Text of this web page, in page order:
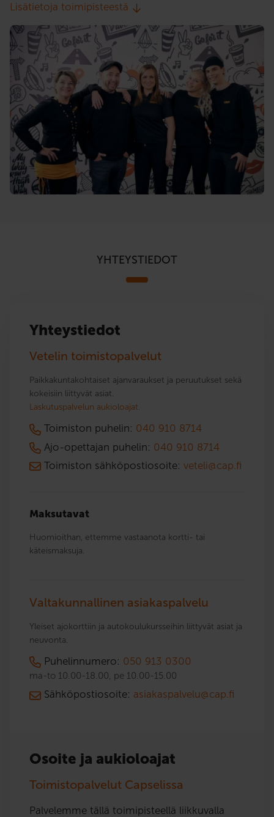
Lisätietoja toimipisteestä
YHTEYSTIEDOT
Yhteystiedot
Vetelin toimistopalvelut
Paikkakuntakohtaiset ajanvaraukset ja peruutukset sekä
kokeisiin liittyvät asiat.
Laskutuspalvelun aukioloajat.
Toimiston puhelin: 040 910 8714
Ajo-opettajan puhelin: 040 910 8714
Toimiston sähköpostiosoite: veteli@cap.fi
Maksutavat
Huomioithan, ettemme vastaanota kortti- tai
käteismaksuja.
Valtakunnallinen asiakaspalvelu
Yleiset ajokorttiin ja autokoulukursseihin liittyvät asiat ja
neuvonta.
Puhelinnumero: 050 913 0300
ma-to 10.00-18.00, pe 10.00-15.00
Sähköpostiosoite: asiakaspalvelu@cap.fi
Osoite ja aukioloajat
Toimistopalvelut Capselissa
Palvelemme tällä toimipisteellä liikkuvalla